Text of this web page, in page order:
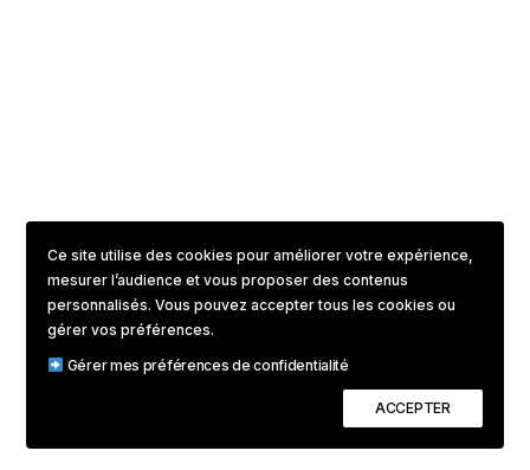
Ce site utilise des cookies pour améliorer votre expérience,
mesurer l’audience et vous proposer des contenus
personnalisés. Vous pouvez accepter tous les cookies ou
gérer vos préférences.
Gérer mes préférences de confidentialité
ACCEPTER